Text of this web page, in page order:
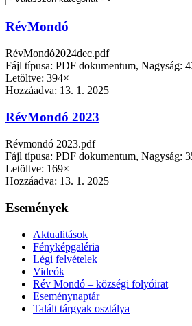
RévMondó
RévMondó2024dec.pdf
Fájl típusa: PDF dokumentum, Nagyság:
Letöltve: 394×
Hozzáadva: 13. 1. 2025
RévMondó 2023
Révmondó 2023.pdf
Fájl típusa: PDF dokumentum, Nagyság:
Letöltve: 169×
Hozzáadva: 13. 1. 2025
Események
Aktualitások
Fényképgaléria
Légi felvételek
Videók
Rév Mondó – községi folyóirat
Eseménynaptár
Talált tárgyak osztálya